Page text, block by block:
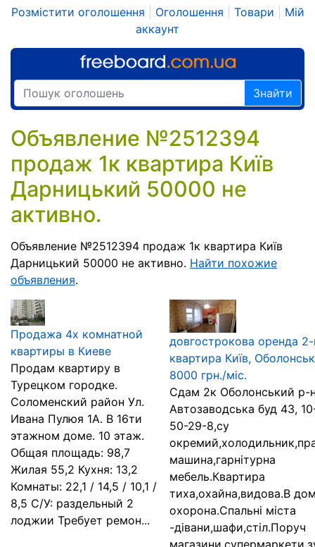
Розмістити оголошення Оголошення Товари
Мій
аккаунт
Знайти
Объявление №2512394
продаж 1к квартира Київ
Дарницький 50000 не
активно.
Объявление №2512394 продаж 1к квартира Київ
Дарницький 50000 не активно. Найти похожие
объявления.
Продажа 4х комнатной
квартиры в Киеве
Продам квартиру в
Турецком городке.
Соломенский район Ул.
Ивана Пулюя 1А. В 16ти
этажном доме. 10 этаж.
Общая площадь: 98,7
Жилая 55,2 Кухня: 13,2
Комнаты: 22,1 / 14,5 / 10,1 /
8,5 С/У: раздельный 2
лоджии Требует ремон...
довгострокова оренда
квартира Київ,
8000 грн./міс.
Сдам 2к Оболонський р-
Автозаводська буд 43,
50-29-8,су
машина,гарнітурна
мебель.Квартира
тиха,охайна,видова.В
охорона.Спальні міста
-дівани,шафи,стіл.Поруч